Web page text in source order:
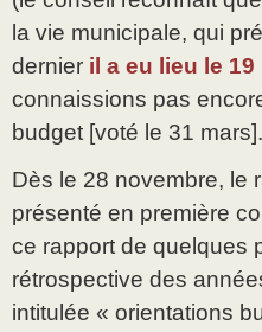
la vie municipale, qui
dernier il a eu lieu le 19
connaissions pas
budget [voté le 31 mars].
Dès le 28 novembre, le
présenté en première
ce rapport de quelques
rétrospective des
intitulée « orientations